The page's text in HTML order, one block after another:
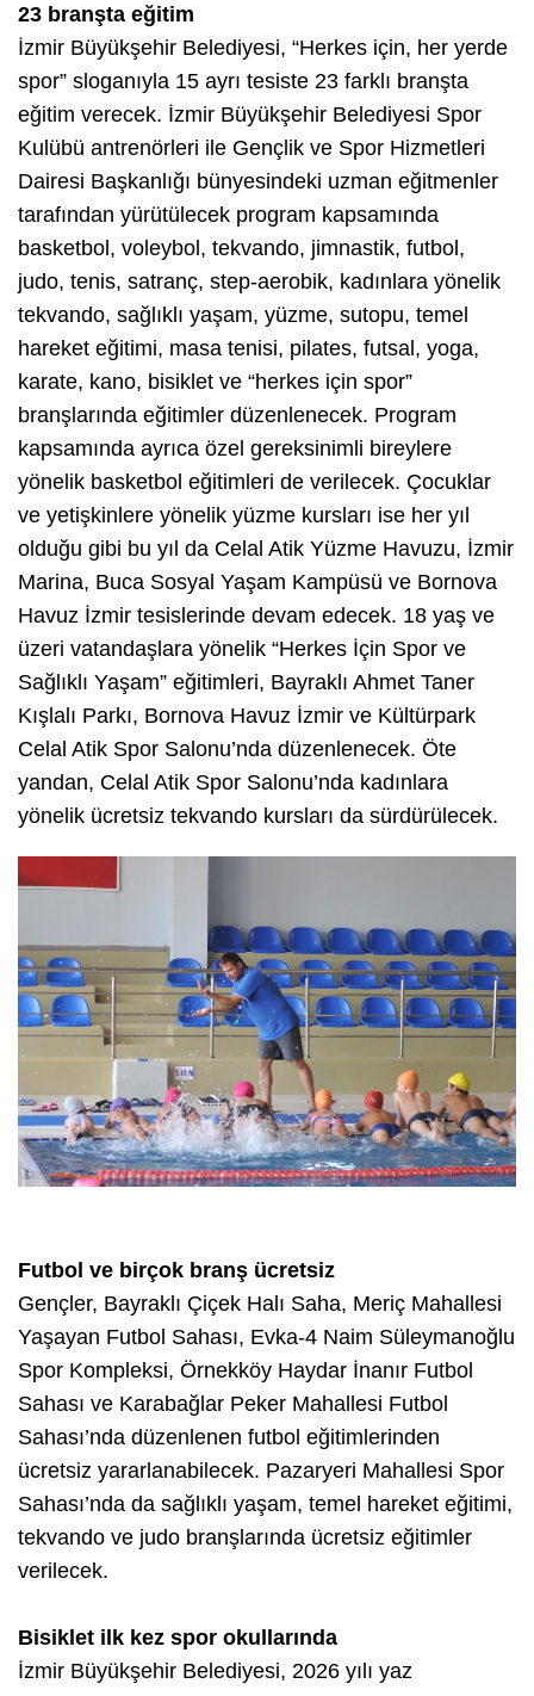
23 branşta eğitim
İzmir Büyükşehir Belediyesi, “Herkes için, her yerde
spor” sloganıyla 15 ayrı tesiste 23 farklı branşta
eğitim verecek. İzmir Büyükşehir Belediyesi Spor
Kulübü antrenörleri ile Gençlik ve Spor Hizmetleri
Dairesi Başkanlığı bünyesindeki uzman eğitmenler
tarafından yürütülecek program kapsamında
basketbol, voleybol, tekvando, jimnastik, futbol,
judo, tenis, satranç, step-aerobik, kadınlara yönelik
tekvando, sağlıklı yaşam, yüzme, sutopu, temel
hareket eğitimi, masa tenisi, pilates, futsal, yoga,
karate, kano, bisiklet ve “herkes için spor”
branşlarında eğitimler düzenlenecek. Program
kapsamında ayrıca özel gereksinimli bireylere
yönelik basketbol eğitimleri de verilecek. Çocuklar
ve yetişkinlere yönelik yüzme kursları ise her yıl
olduğu gibi bu yıl da Celal Atik Yüzme Havuzu, İzmir
Marina, Buca Sosyal Yaşam Kampüsü ve Bornova
Havuz İzmir tesislerinde devam edecek. 18 yaş ve
üzeri vatandaşlara yönelik “Herkes İçin Spor ve
Sağlıklı Yaşam” eğitimleri, Bayraklı Ahmet Taner
Kışlalı Parkı, Bornova Havuz İzmir ve Kültürpark
Celal Atik Spor Salonu’nda düzenlenecek. Öte
yandan, Celal Atik Spor Salonu’nda kadınlara
yönelik ücretsiz tekvando kursları da sürdürülecek.
Futbol ve birçok branş ücretsiz
Gençler, Bayraklı Çiçek Halı Saha, Meriç Mahallesi
Yaşayan Futbol Sahası, Evka-4 Naim Süleymanoğlu
Spor Kompleksi, Örnekköy Haydar İnanır Futbol
Sahası ve Karabağlar Peker Mahallesi Futbol
Sahası’nda düzenlenen futbol eğitimlerinden
ücretsiz yararlanabilecek. Pazaryeri Mahallesi Spor
Sahası’nda da sağlıklı yaşam, temel hareket eğitimi,
tekvando ve judo branşlarında ücretsiz eğitimler
verilecek.
Bisiklet ilk kez spor okullarında
İzmir Büyükşehir Belediyesi, 2026 yılı yaz